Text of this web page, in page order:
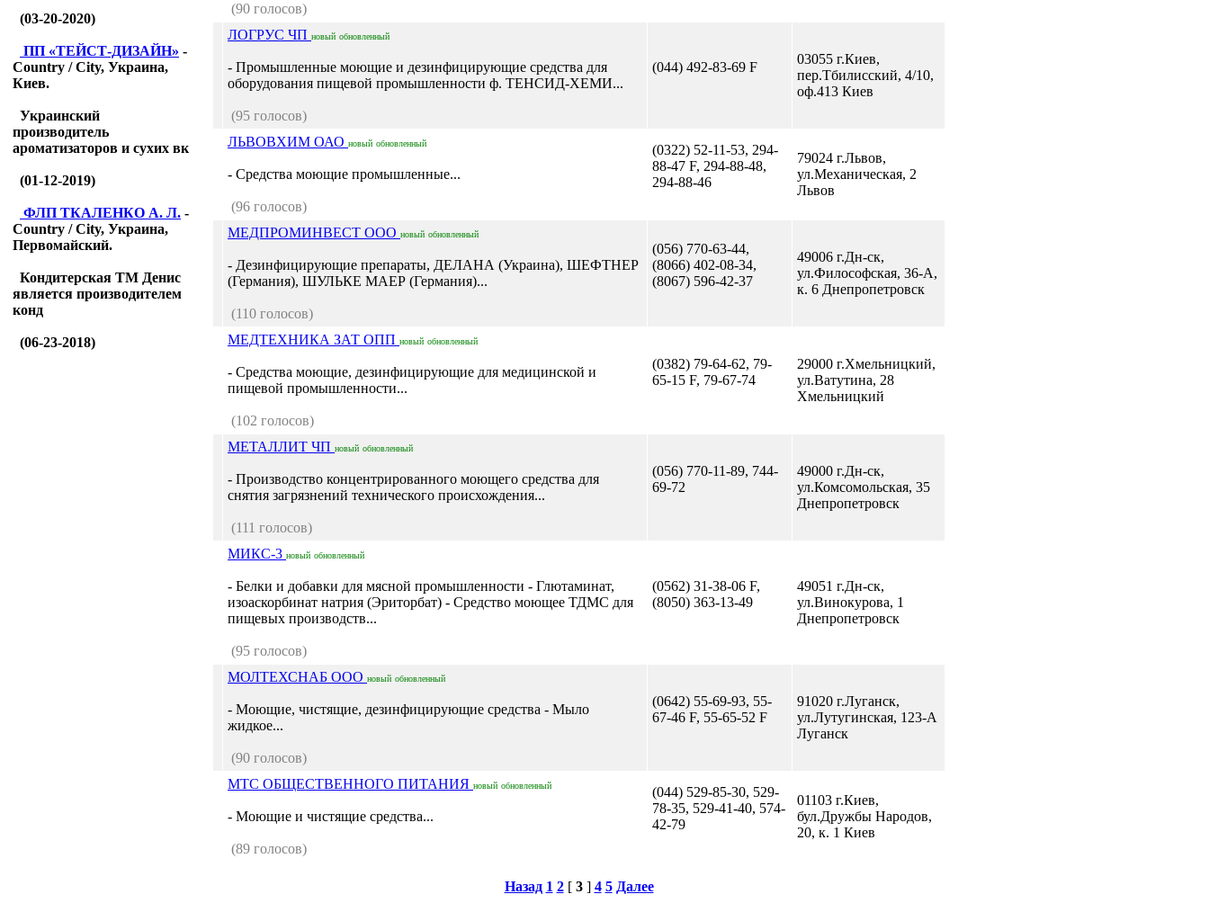
(03-20-2020)
ПП «ТЕЙСТ-ДИЗАЙН» -
Country / City, Украина,
Киев.
Украинский
производитель
ароматизаторов и сухих вк
(01-12-2019)
ФЛП ТКАЛЕНКО А. Л. -
Country / City, Украина,
Первомайский.
Кондитерская ТМ Денис
является производителем
конд
(06-23-2018)
(90 голосов)
ЛОГРУС ЧП новый обновленный
- Промышленные моющие и дезинфицирующие средства для
оборудования пищевой промышленности ф. ТЕНСИД-ХЕМИ...
(95 голосов)
(044) 492-83-69 F
03055 г.Киев,
пер.Тбилисский, 4/10,
оф.413 Киев
ЛЬВОВХИМ ОАО новый обновленный
- Средства моющие промышленные...
(96 голосов)
(0322) 52-11-53, 294-
88-47 F, 294-88-48,
294-88-46
79024 г.Львов,
ул.Механическая, 2
Львов
МЕДПРОМИНВЕСТ ООО новый обновленный
- Дезинфицирующие препараты, ДЕЛАНА (Украина), ШЕФТНЕР
(Германия), ШУЛЬКЕ МАЕР (Германия)...
(110 голосов)
(056) 770-63-44,
(8066) 402-08-34,
(8067) 596-42-37
49006 г.Дн-ск,
ул.Философская, 36-А,
к. 6 Днепропетровск
МЕДТЕХНИКА ЗАТ ОПП новый обновленный
- Средства моющие, дезинфицирующие для медицинской и
пищевой промышленности...
(102 голосов)
(0382) 79-64-62, 79-
65-15 F, 79-67-74
29000 г.Хмельницкий,
ул.Ватутина, 28
Хмельницкий
МЕТАЛЛИТ ЧП новый обновленный
- Производство концентрированного моющего средства для
снятия загрязнений технического происхождения...
(111 голосов)
(056) 770-11-89, 744-
69-72
49000 г.Дн-ск,
ул.Комсомольская, 35
Днепропетровск
МИКС-3 новый обновленный
- Белки и добавки для мясной промышленности - Глютаминат,
изоаскорбинат натрия (Эриторбат) - Средство моющее ТДМС для
пищевых производств...
(95 голосов)
(0562) 31-38-06 F,
(8050) 363-13-49
49051 г.Дн-ск,
ул.Винокурова, 1
Днепропетровск
МОЛТЕХСНАБ ООО новый обновленный
- Моющие, чистящие, дезинфицирующие средства - Мыло
жидкое...
(90 голосов)
(0642) 55-69-93, 55-
67-46 F, 55-65-52 F
91020 г.Луганск,
ул.Лутугинская, 123-А
Луганск
МТС ОБЩЕСТВЕННОГО ПИТАНИЯ новый обновленный
- Моющие и чистящие средства...
(89 голосов)
(044) 529-85-30, 529-
78-35, 529-41-40, 574-
42-79
01103 г.Киев,
бул.Дружбы Народов,
20, к. 1 Киев
Назад 1 2[ 3] 4 5 Далее